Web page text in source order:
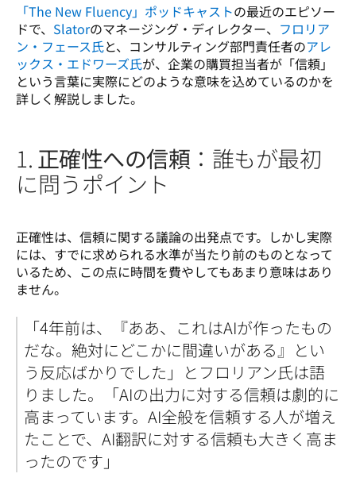
「The New Fluency」ポッドキャストの最近のエピソー
ドで、 Slatorのマネージング・ディレクター、 フロリア
ン・フェース氏と、コンサルティング部門責任者のアレ
ックス・エドワーズ氏が、企業の購買担当者が「信頼」
という言葉に実際にどのような意味を込めているのかを
詳しく解説しました。
1. 正確性への信頼 ：誰もが最初
に問うポイント
正確性は、信頼に関する議論の出発点です。しかし実際
には、すでに求められる水準が当たり前のものとなって
いるため、この点に時間を費やしてもあまり意味はあり
ません。
「4年前は、『ああ、これはAIが作ったもの
だな。絶対にどこかに間違いがある』とい
う反応ばかりでした」とフロリアン氏は語
りました。「AIの出力に対する信頼は劇的に
高まっています。AI全般を信頼する人が増え
たことで、AI翻訳に対する信頼も大きく高ま
ったのです」